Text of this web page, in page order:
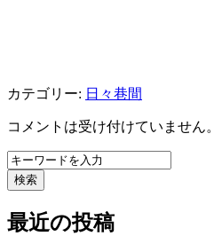
カテゴリー: 日々巷間
コメントは受け付けていません。
検索
最近の投稿